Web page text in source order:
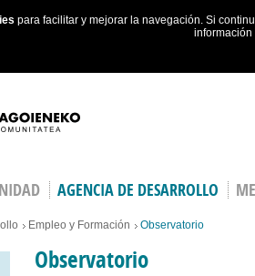
para facilitar y mejorar la navegación. Si
AGENCIA DE DESARROLLO
Empleo y Formación Observatorio
Observatorio